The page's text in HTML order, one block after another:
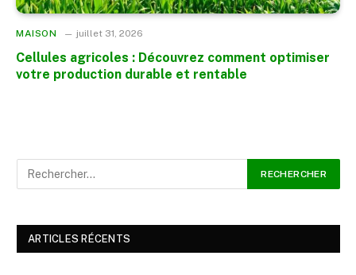
MAISON juillet 31, 2026
Cellules agricoles : Découvrez comment optimiser
votre production durable et rentable
ARTICLES RÉCENTS